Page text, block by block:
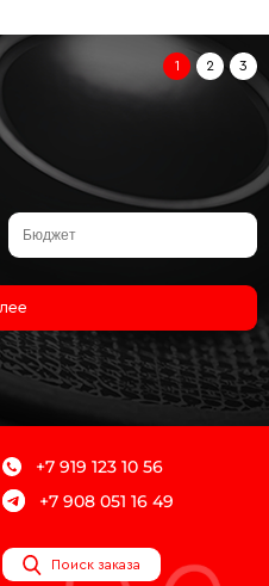
1 2 3
+7 919 123 10 56
+7 908 051 16 49
Поиск заказа